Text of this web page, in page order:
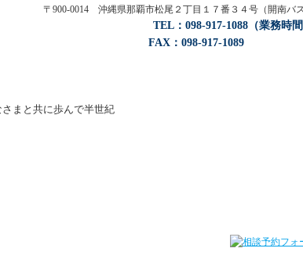
〒900-0014 沖縄県那覇市松尾２丁目１７番３４号（開南バ
TEL：098-917-1088（業務時
FAX：098-917-1089